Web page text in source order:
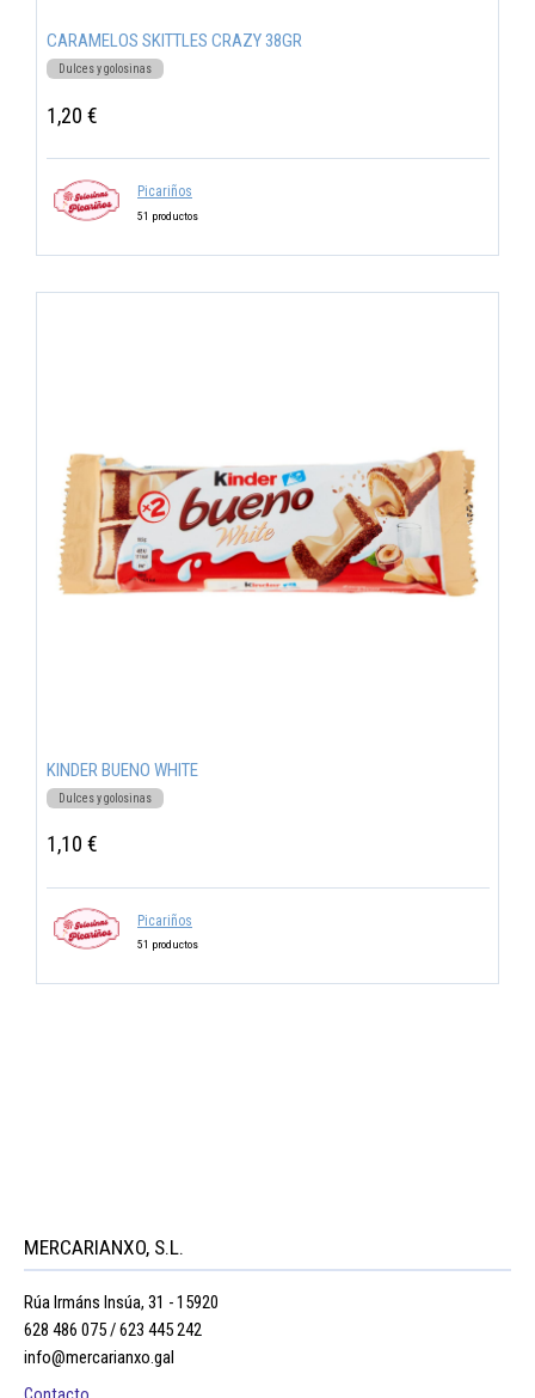
CARAMELOS SKITTLES CRAZY 38GR
Dulces y golosinas
1,20 €
Picariños
51 productos
KINDER BUENO WHITE
Dulces y golosinas
1,10 €
Picariños
51 productos
MERCARIANXO, S.L.
Rúa Irmáns Insúa, 31 - 15920
628 486 075 / 623 445 242
info@mercarianxo.gal